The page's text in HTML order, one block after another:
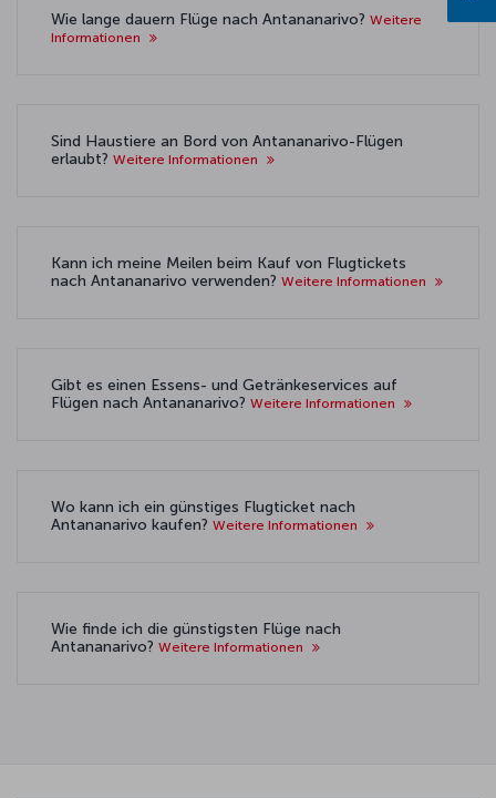
Wie lange dauern Flüge nach Antananarivo? Weitere
Informationen
Sind Haustiere an Bord von Antananarivo-Flügen
erlaubt? Weitere Informationen
Kann ich meine Meilen beim Kauf von Flugtickets
nach Antananarivo verwenden? Weitere Informationen
Gibt es einen Essens- und Getränkeservices auf
Flügen nach Antananarivo? Weitere Informationen
Wo kann ich ein günstiges Flugticket nach
Antananarivo kaufen? Weitere Informationen
Wie finde ich die günstigsten Flüge nach
Antananarivo? Weitere Informationen